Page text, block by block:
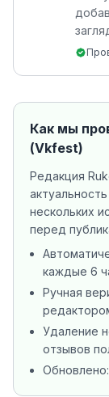
Как мы
(Vkfest)
Редакция
нескольких
перед
каждые 6
Ручная
Удаление
отзывов
Обновлено: